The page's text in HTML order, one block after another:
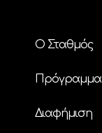
Ο Σταθμός
Πρόγραμμα
Διαφήμιση